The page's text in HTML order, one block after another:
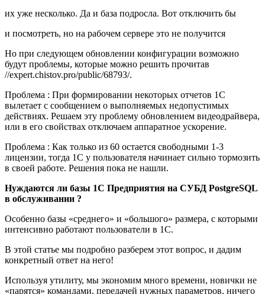
их уже несколько. Да и база подросла. Вот отключить бы
и посмотреть, но на рабочем сервере это не получится
Но при следующем обновлении конфигурации возможно
будут проблемы, которые можно решить прочитав
//expert.chistov.pro/public/68793/.
Проблема : При формировании некоторых отчетов 1С
вылетает с сообщением о выполняемых недопустимых
действиях. Решаем эту проблему обновлением видеодрайвера,
или в его свойствах отключаем аппаратное ускорение.
Проблема : Как только из 60 остается свободными 1-3
лицензии, тогда 1С у пользователя начинает сильно тормозить
в своей работе. Решения пока не нашли.
Нуждаются ли базы 1С Предприятия на СУБД PostgreSQL
в обслуживании ?
Особенно базы «среднего» и «большого» размера, с которыми
интенсивно работают пользователи в 1С.
В этой статье мы подробно разберем этот вопрос, и дадим
конкретный ответ на него!
Используя утилиту, мы экономим много времени, новички не
«парятся» командами, передачей нужных параметров, ничего